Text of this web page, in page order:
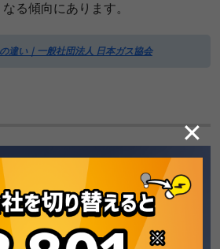
✕
る傾向にあります。
違い｜一般社団法人 日本ガス協会